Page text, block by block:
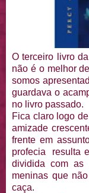
O terceiro livro
não é o melhor
somos
guardava o
no livro passado.
Fica claro logo
amizade
frente em
profecia resulta
dividida com as
meninas que
caça.